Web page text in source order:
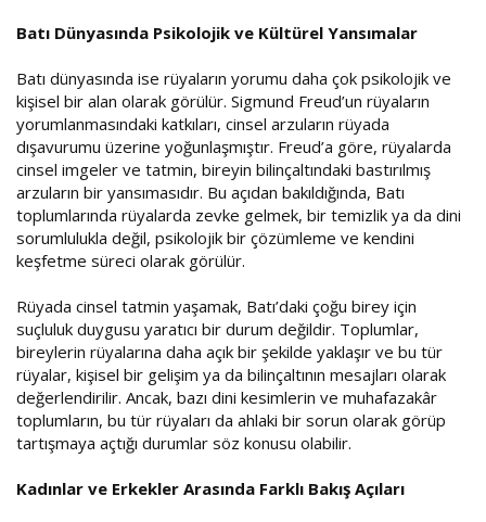
Batı Dünyasında Psikolojik ve Kültürel Yansımalar
Batı dünyasında ise rüyaların yorumu daha çok psikolojik ve
kişisel bir alan olarak görülür. Sigmund Freud’un rüyaların
yorumlanmasındaki katkıları, cinsel arzuların rüyada
dışavurumu üzerine yoğunlaşmıştır. Freud’a göre, rüyalarda
cinsel imgeler ve tatmin, bireyin bilinçaltındaki bastırılmış
arzuların bir yansımasıdır. Bu açıdan bakıldığında, Batı
toplumlarında rüyalarda zevke gelmek, bir temizlik ya da dini
sorumlulukla değil, psikolojik bir çözümleme ve kendini
keşfetme süreci olarak görülür.
Rüyada cinsel tatmin yaşamak, Batı’daki çoğu birey için
suçluluk duygusu yaratıcı bir durum değildir. Toplumlar,
bireylerin rüyalarına daha açık bir şekilde yaklaşır ve bu tür
rüyalar, kişisel bir gelişim ya da bilinçaltının mesajları olarak
değerlendirilir. Ancak, bazı dini kesimlerin ve muhafazakâr
toplumların, bu tür rüyaları da ahlaki bir sorun olarak görüp
tartışmaya açtığı durumlar söz konusu olabilir.
Kadınlar ve Erkekler Arasında Farklı Bakış Açıları